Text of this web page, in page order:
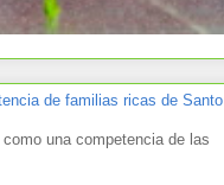
de familias ricas de Santo
una competencia de las